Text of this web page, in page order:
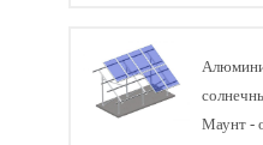
Маунт -